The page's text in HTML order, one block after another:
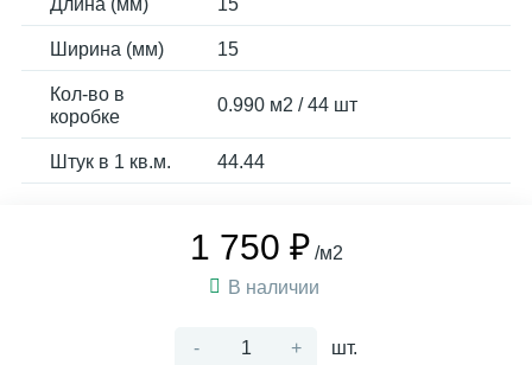
Длина (мм) 15
Ширина (мм) 15
Кол-во в
коробке
0.990 м2 / 44 шт
Штук в 1 кв.м. 44.44
1 750 ₽ /м2
В наличии
- + шт.